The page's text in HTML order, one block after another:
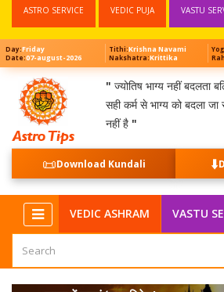
ASTRO SERVICE VEDIC PUJA VASTU
Day:Friday
Date:07-august-2026
Tithi:Krishna Navami
Nakshatra:Krittika
" ज्योतिष भाग्य नहीं बदलता
सही कर्म से भाग्य को बदला
नहीं है "
📜Download Kundali ⬇️
VEDIC ASHRAM VASTU